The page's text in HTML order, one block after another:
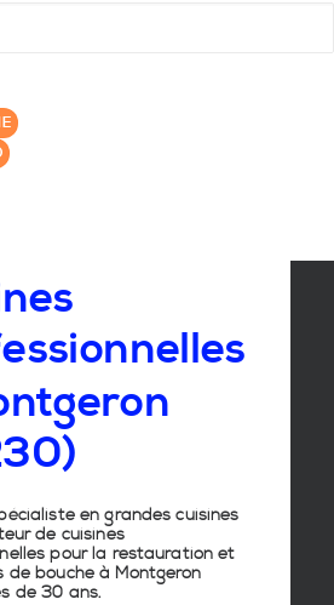
083
SEBI
en grandes cuisines
de cuisines
pour la restauration et
de bouche à Montgeron
de 30 ans.